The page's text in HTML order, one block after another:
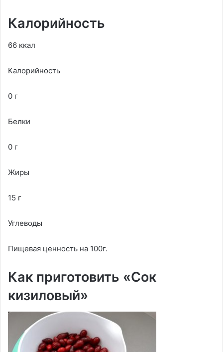
Калорийность
66 ккал
Калорийность
0 г
Белки
0 г
Жиры
15 г
Углеводы
Пищевая ценность на 100г.
Как приготовить «Сок
кизиловый»